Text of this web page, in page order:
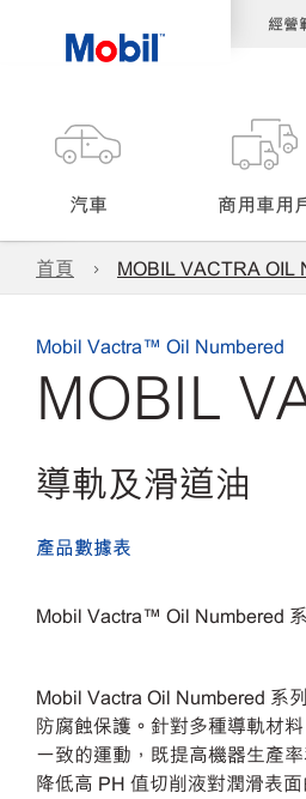
經營
汽車 商用車用
首頁 MOBIL VACTRA OIL
Mobil Vactra™ Oil Numbered
MOBIL
導軌及滑道油
產品數據表
Mobil Vactra™ Oil Numbered
Mobil Vactra Oil Numbered 系
防腐蝕保護。針對多種導軌材
一致的運動，既提高機器生產
降低高 PH 值切削液對潤滑表面